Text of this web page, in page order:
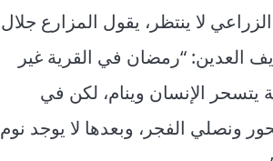
لا ينتظر، يقول المزارع جلال
العدين: “رمضان في القرية غير
يتسحر الإنسان وينام، لكن في
ونصلي الفجر، وبعدها لا يوجد نوم